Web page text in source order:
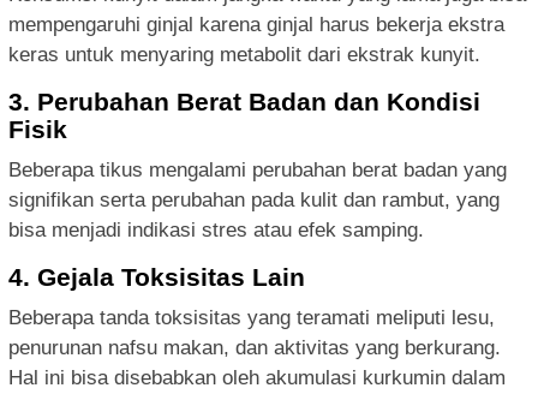
mempengaruhi ginjal karena ginjal harus bekerja ekstra
keras untuk menyaring metabolit dari ekstrak kunyit.
3. Perubahan Berat Badan dan Kondisi
Fisik
Beberapa tikus mengalami perubahan berat badan yang
signifikan serta perubahan pada kulit dan rambut, yang
bisa menjadi indikasi stres atau efek samping.
4. Gejala Toksisitas Lain
Beberapa tanda toksisitas yang teramati meliputi lesu,
penurunan nafsu makan, dan aktivitas yang berkurang.
Hal ini bisa disebabkan oleh akumulasi kurkumin dalam